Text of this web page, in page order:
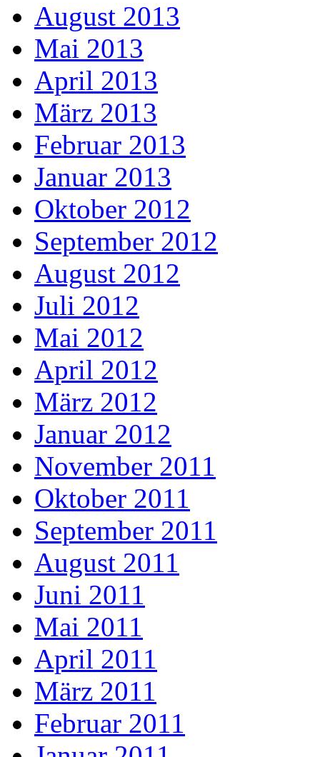
August 2013
Mai 2013
April 2013
März 2013
Februar 2013
Januar 2013
Oktober 2012
September 2012
August 2012
Juli 2012
Mai 2012
April 2012
März 2012
Januar 2012
November 2011
Oktober 2011
September 2011
August 2011
Juni 2011
Mai 2011
April 2011
März 2011
Februar 2011